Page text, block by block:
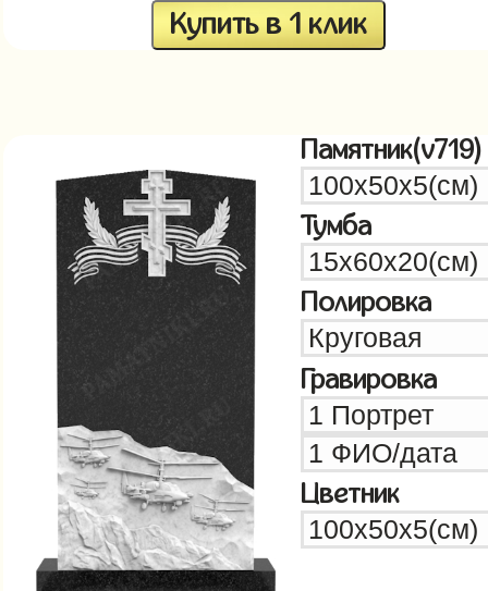
Купить в 1 клик
Памятник(v719)
Тумба
Полировка
Гравировка
Цветник